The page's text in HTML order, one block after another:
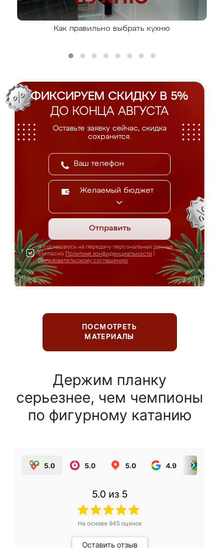
Как правильно выбрать кухню
ФИКСИРУЕМ СКИДКУ В 5%
ДО КОНЦА АВГУСТА
Оставьте заявку сейчас, скидка
сохранится.
Желаемый бюджет
Отправить
Я соглашаюсь на передачу персональных данных
согласно Политике конфиденциальности
Пользовательскому соглашению
ПОСМОТРЕТЬ
МАТЕРИАЛЫ
Держим планку
серьезнее, чем чемпионы
по фигурному катанию
5.0 5.0 5.0 4.9
5.0 из 5
На основе 945оценок
Оставить отзыв